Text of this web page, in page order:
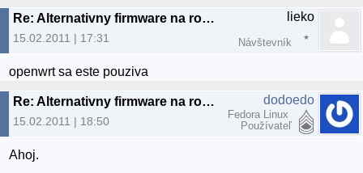
Re: Alternativny firmware na router
15.02.2011 | 17:31
lieko
Návštevník
openwrt sa este pouziva
Re: Alternativny firmware na router
15.02.2011 | 18:50
dodoedo
Fedora Linux
Používateľ
Ahoj.